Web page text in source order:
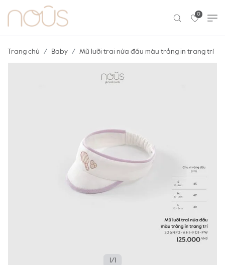
0
Trang chủ Baby Mũ lưỡi trai nửa đầu màu trắng in trang trí
1/1